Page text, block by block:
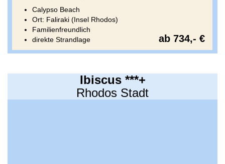
Calypso Beach
Ort: Faliraki (Insel Rhodos)
Familienfreundlich
direkte Strandlage
ab 734,- €
Ibiscus ***+
Rhodos Stadt